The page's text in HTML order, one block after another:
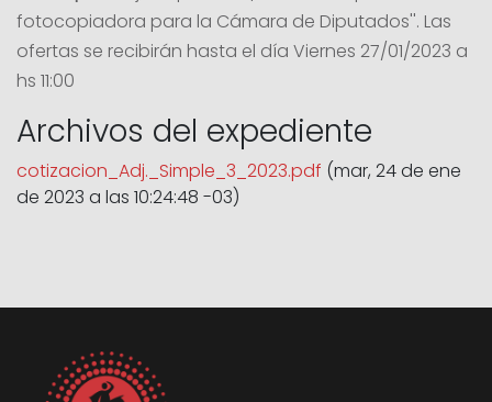
fotocopiadora para la Cámara de Diputados''. Las
ofertas se recibirán hasta el día Viernes 27/01/2023 a
hs 11:00
Archivos del expediente
cotizacion_Adj._Simple_3_2023.pdf (mar, 24 de ene
de 2023 a las 10:24:48 -03)